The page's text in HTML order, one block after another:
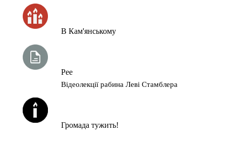
В Кам'янському
Рее
Відеолекції рабина Леві Стамблера
Громада тужить!